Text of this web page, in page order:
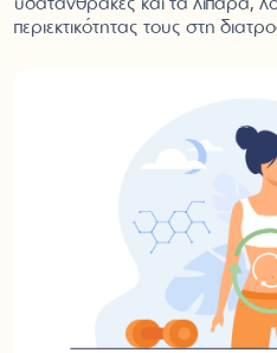
υδατάνθρακες και τα λιπαρά,
περιεκτικότητας τους στη